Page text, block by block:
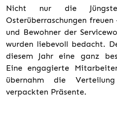
Nicht nur die
Osterüberraschungen
und Bewohner der
wurden liebevoll bedacht.
diesem Jahr eine ganz
Eine engagierte
übernahm die
verpackten Präsente.